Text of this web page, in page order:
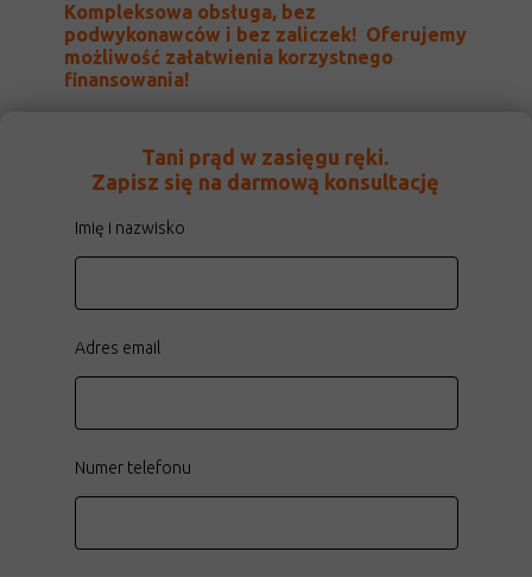
Imię i nazwisko
Adres email
Numer telefonu
Kompleksowa obsługa, bez
podwykonawców i bez zaliczek! Oferujemy
możliwość załatwienia korzystnego
finansowania!
Tani prąd w zasięgu ręki.
Zapisz się na darmową konsultację